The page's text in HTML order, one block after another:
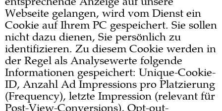
entsprechende Anzeige auf unsere
Webseite gelangen, wird vom Dienst ein
Cookie auf Ihrem PC gespeichert. Sie sollen
nicht dazu dienen, Sie persönlich zu
identifizieren. Zu diesem Cookie werden in
der Regel als Analysewerte folgende
Informationen gespeichert: Unique-Cookie-
ID, Anzahl Ad Impressions pro Platzierung
(Frequency), letzte Impression (relevant für